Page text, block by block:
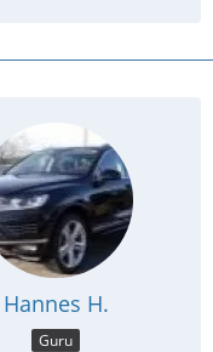
Hannes H.
Guru